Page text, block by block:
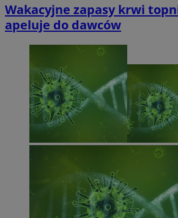
Wakacyjne zapasy krwi
apeluje do dawców